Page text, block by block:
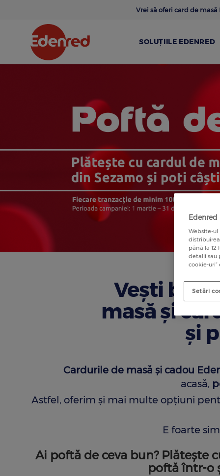
Vrei să oferi card de masă
SOLUȚIILE EDENRED
x
Veşti
masă și
şi
Cardurile de masă și cadou
acasă,
Astfel, oferim şi mai multe opţiuni
E foarte
Ai poftă de ceva bun? Plătește
poftă într-o
Edenred
Website-ul
până la
detalii sau
cookie-
Setări